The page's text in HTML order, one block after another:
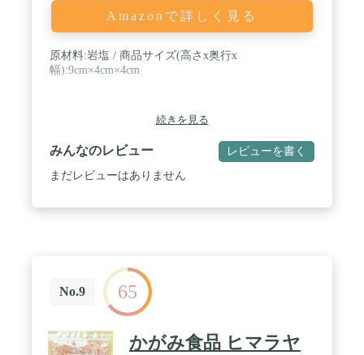
Amazonで詳しく見る
原材料:岩塩 / 商品サイズ(高さx奥行x
幅):9cm×4cm×4cm
続きを見る
みんなのレビュー レビューを書く
まだレビューはありません
No.9 65
かがみ食品 ヒマラヤ